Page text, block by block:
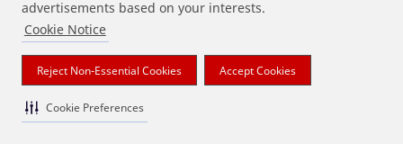
advertisements based on your interests.
Cookie Notice
Reject Non-Essential Cookies Accept Cookies
Cookie Preferences